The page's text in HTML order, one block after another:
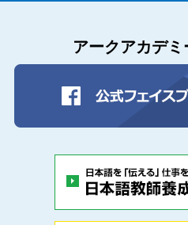
アークアカデミ